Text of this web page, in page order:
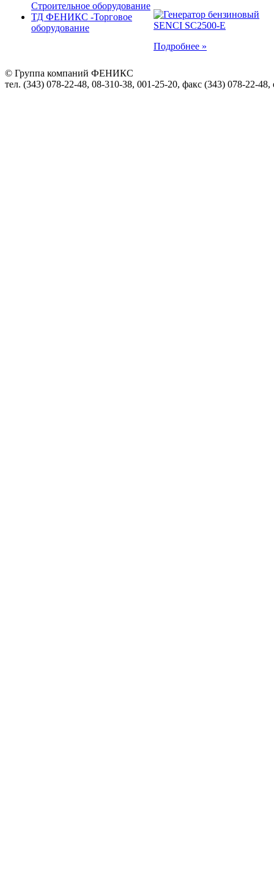
Строительное оборудование
ТД ФЕНИКС -Торговое
оборудование
Подробнее »
© Группа компаний ФЕНИКС
тел. (343) 078-22-48, 08-310-38, 001-25-20, факс (343) 078-22-